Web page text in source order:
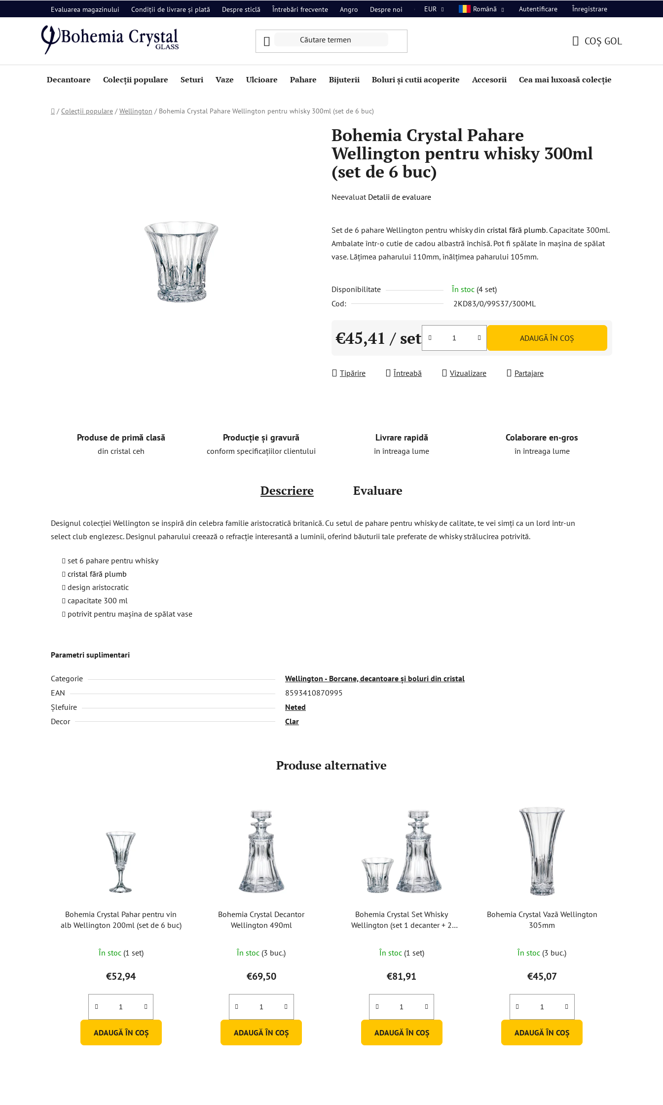
la
Evaluarea magazinului Condiții de livrare și plată Despre sticlă Întrebări frecvente Angro Despre noi Contact
EUR Română Autentificare Înregistrare
DE
COŞ GOL
Decantoare Colecții populare Seturi Vaze Ulcioare Pahare Bijuterii Boluri și cutii acoperite Accesorii Cea mai luxoasă colecție
Acasă
/ Colecții populare / Wellington / Bohemia Crystal Pahare Wellington pentru whisky 300ml (set de 6 buc)
Bohemia Crystal Pahare
Wellington pentru whisky 300ml
(set de 6 buc)
Evaluarea
produsului
este
0,0
5
stele.
Neevaluat Detalii de evaluare
Set de 6 pahare Wellington pentru whisky din cristal fără plumb. Capacitate 300ml.
Ambalate într-o cutie de cadou albastră închisă. Pot fi spălate în mașina de spălat
vase. Lățimea paharului 110mm, înălțimea paharului 105mm.
Disponibilitate În stoc (4 set)
Cod:
2KD83/0/99S37/300ML
€45,41 / set ADAUGĂ ÎN COŞ
Tipărire Întreabă Vizualizare Partajare
Produse de primă clasă
din cristal ceh
Producție și gravură
conform specificațiilor clientului
Livrare rapidă
în întreaga lume
Colaborare en-gros
în întreaga lume
Descriere Evaluare
Designul colecției Wellington se inspiră din celebra familie aristocratică britanică. Cu setul de pahare pentru whisky de calitate, te vei simți ca un lord într-un
select club englezesc. Designul paharului creează o refracție interesantă a luminii, oferind băuturii tale preferate de whisky strălucirea potrivită.
set 6 pahare pentru whisky
cristal fără plumb
design aristocratic
capacitate 300 ml
potrivit pentru mașina de spălat vase
Parametri suplimentari
Categorie
Wellington - Borcane, decantoare și boluri din cristal
EAN
8593410870995
Șlefuire
Neted
Decor
Clar
Produse alternative
Bohemia Crystal Pahar pentru vin
alb Wellington 200ml (set de 6 buc)
medie
a
produsului
este
5,0
5
În stoc (1 set)
€52,94
ADAUGĂ ÎN COŞ
Bohemia Crystal Decantor
Wellington 490ml
În stoc (3 buc.)
€69,50
ADAUGĂ ÎN COŞ
Bohemia Crystal Set Whisky
Wellington (set 1 decanter + 2
În stoc (1 set)
€81,91
ADAUGĂ ÎN COŞ
Bohemia Crystal Vazã Wellington
305mm
În stoc (3 buc.)
€45,07
ADAUGĂ ÎN COŞ